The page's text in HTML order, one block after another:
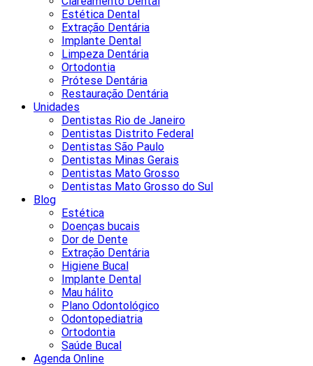
Estética Dental
Extração Dentária
Implante Dental
Limpeza Dentária
Ortodontia
Prótese Dentária
Restauração Dentária
Unidades
Dentistas Rio de Janeiro
Dentistas Distrito Federal
Dentistas São Paulo
Dentistas Minas Gerais
Dentistas Mato Grosso
Dentistas Mato Grosso do Sul
Blog
Estética
Doenças bucais
Dor de Dente
Extração Dentária
Higiene Bucal
Implante Dental
Mau hálito
Plano Odontológico
Odontopediatria
Ortodontia
Saúde Bucal
Agenda Online